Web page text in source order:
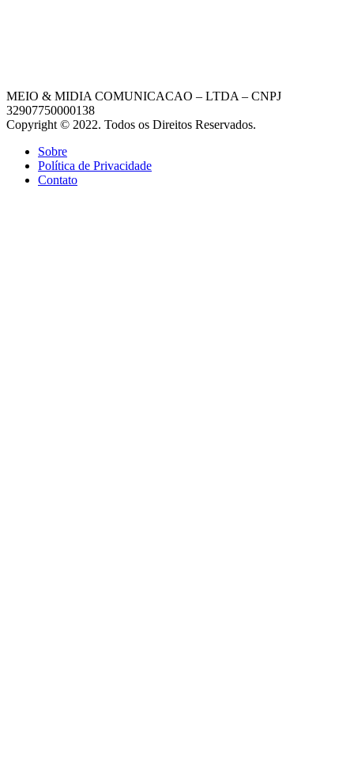
MEIO & MIDIA COMUNICACAO – LTDA – CNPJ
32907750000138
Copyright © 2022. Todos os Direitos Reservados.
Sobre
Política de Privacidade
Contato